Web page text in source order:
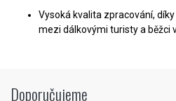
Vysoká kvalita zpracování,
mezi dálkovými turisty a běžci
Doporučujeme